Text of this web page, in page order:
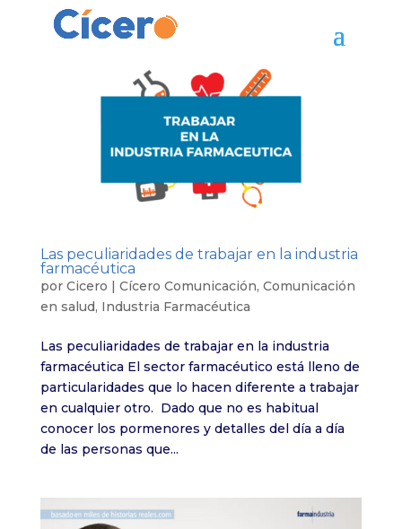
Las peculiaridades de trabajar en la industria
farmacéutica
por Cicero | Cícero Comunicación, Comunicación
en salud, Industria Farmacéutica
Las peculiaridades de trabajar en la industria
farmacéutica El sector farmacéutico está lleno de
particularidades que lo hacen diferente a trabajar
en cualquier otro. Dado que no es habitual
conocer los pormenores y detalles del día a día
de las personas que...